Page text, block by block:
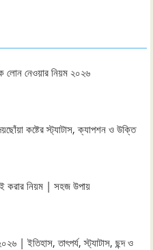
লোন নেওয়ার নিয়ম ২০২৬
কষ্টের স্ট্যাটাস, ক্যাপশন ও উক্তি
করার নিয়ম | সহজ উপায়
| ইতিহাস, তাৎপর্য, স্ট্যাটাস, ছন্দ ও